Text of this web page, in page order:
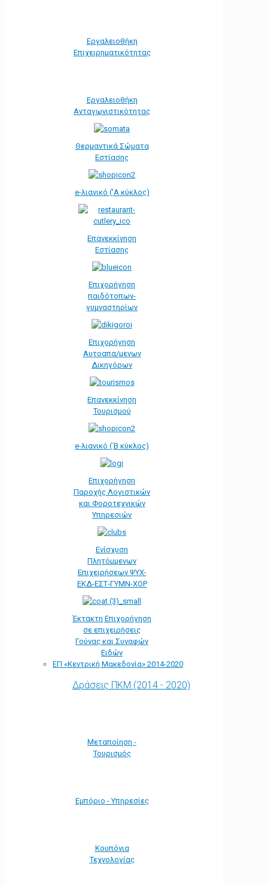
Εργαλειοθήκη
Eπιχειρηματικότητας
Εργαλειοθήκη
Ανταγωνιστικότητας
Θερμαντικά Σώματα
Εστίασης
e-λιανικό ('Α κύκλος)
Επανεκκίνηση
Εστίασης
Επιχορήγηση
παιδότοπων-
γυμναστηρίων
Επιχορήγηση
Αυτοαπα/μενων
Δικηγόρων
Επανεκκίνηση
Τουρισμού
e-λιανικό (΄Β κύκλος)
Επιχορήγηση
Παροχής Λογιστικών
και Φοροτεχνικών
Υπηρεσιών
Ενίσχυση
Πλητόμμενων
Επιχειρήσεων ΨΥΧ-
ΕΚΔ-ΕΣΤ-ΓΥΜΝ-ΧΟΡ
Έκτακτη Επιχορήγηση
σε επιχειρήσεις
Γούνας και Συναφών
Ειδών
ΕΠ «Kεντρική Μακεδονία» 2014-2020
Δράσεις ΠΚΜ (2014 - 2020)
Μεταποίηση -
Τουρισμός
Εμπόριο - Υπηρεσίες
Κουπόνια
Τεχνολογίας